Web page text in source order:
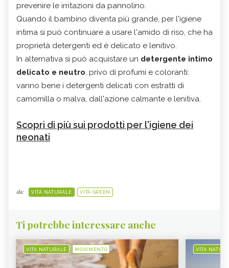
prevenire le irritazioni da pannolino.
Quando il bambino diventa più grande, per l'igiene
intima si può continuare a usare l'amido di riso, che ha
proprietà detergenti ed è delicato e lenitivo.
In alternativa si può acquistare un detergente intimo
delicato e neutro, privo di profumi e coloranti:
vanno bene i detergenti delicati con estratti di
camomilla o malva, dall'azione calmante e lenitiva.
Scopri di più sui prodotti per l'igiene dei
neonati
da: VITA NATURALE VITA GREEN
Ti potrebbe interessare anche
VITA NATURALE MOVIMENTO VITA